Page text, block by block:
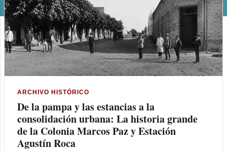
n
t
r
a
ARCHIVO HISTÓRICO
De la pampa y las estancias a la
consolidación urbana: La historia grande
de la Colonia Marcos Paz y Estación
Agustín Roca